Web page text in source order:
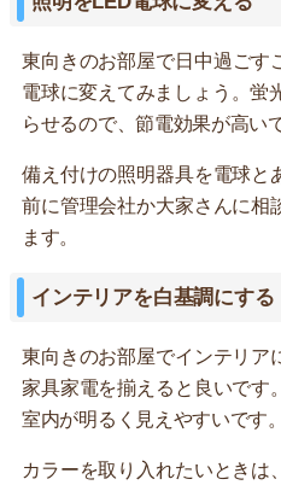
東向きのお部屋で日中過ごす
電球に変えてみましょう。蛍
らせるので、節電効果が高い
備え付けの照明器具を電球と
前に管理会社か大家さんに相
ます。
インテリアを白基調にする
東向きのお部屋でインテリア
家具家電を揃えると良いです
室内が明るく見えやすいです。
カラーを取り入れたいときは